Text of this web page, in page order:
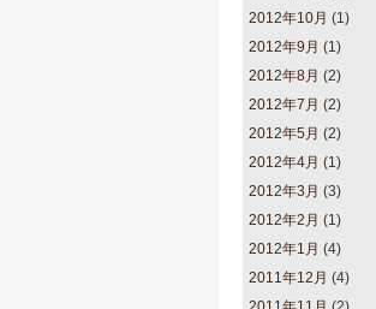
2012年10月 (1)
2012年9月 (1)
2012年8月 (2)
2012年7月 (2)
2012年5月 (2)
2012年4月 (1)
2012年3月 (3)
2012年2月 (1)
2012年1月 (4)
2011年12月 (4)